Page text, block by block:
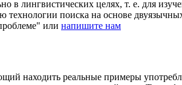
в лингвистических целях, т. е. для
технологии поиска на основе
или напишите нам
находить реальные примеры